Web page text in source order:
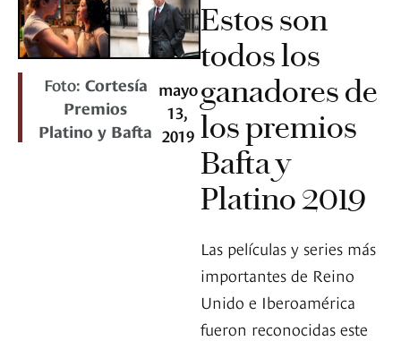
Foto: Cortesía
Premios
Platino y Bafta
mayo
13,
2019
Estos son
todos los
ganadores de
los premios
Bafta y
Platino 2019
Las películas y series más
importantes de Reino
Unido e Iberoamérica
fueron reconocidas este